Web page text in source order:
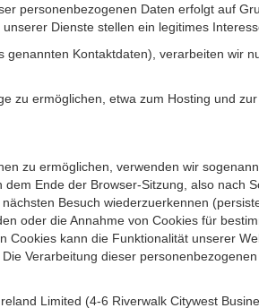
personenbezogenen Daten erfolgt auf
Dienste stellen ein legitimes
Kontaktdaten), verarbeiten wir
ermöglichen, etwa zum Hosting und
zu ermöglichen, verwenden wir
Ende der Browser-Sitzung, also nach
Besuch wiederzuerkennen
oder die Annahme von Cookies für
kann die Funktionalität unserer
Verarbeitung dieser
Limited (4-6 Riverwalk Citywest